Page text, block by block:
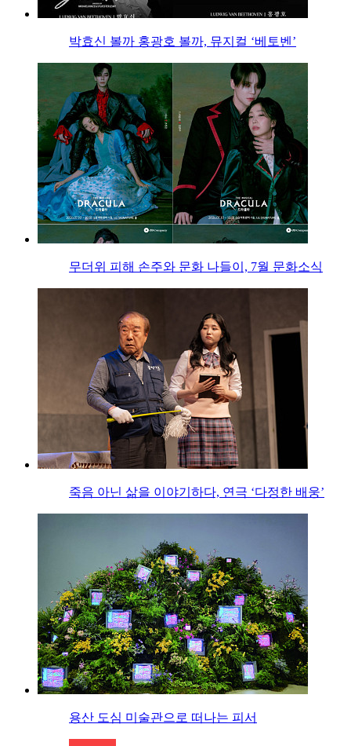
박효신 볼까 홍광호 볼까, 뮤지컬 ‘베토벤’
무더위 피해 손주와 문화 나들이, 7월 문화소식
죽음 아닌 삶을 이야기하다, 연극 ‘다정한 배웅’
용산 도심 미술관으로 떠나는 피서